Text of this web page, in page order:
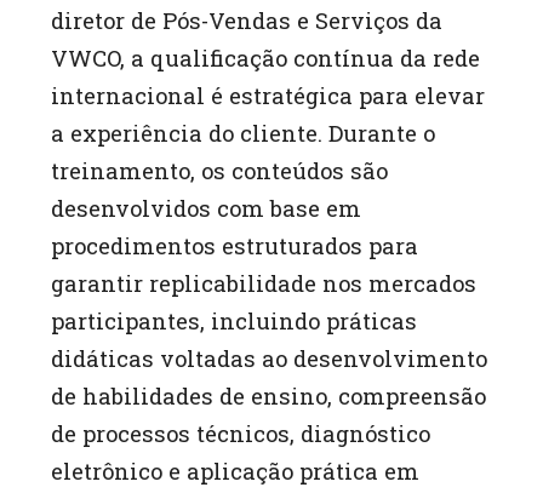
diretor de Pós-Vendas e Serviços da
VWCO, a qualificação contínua da rede
internacional é estratégica para elevar
a experiência do cliente. Durante o
treinamento, os conteúdos são
desenvolvidos com base em
procedimentos estruturados para
garantir replicabilidade nos mercados
participantes, incluindo práticas
didáticas voltadas ao desenvolvimento
de habilidades de ensino, compreensão
de processos técnicos, diagnóstico
eletrônico e aplicação prática em